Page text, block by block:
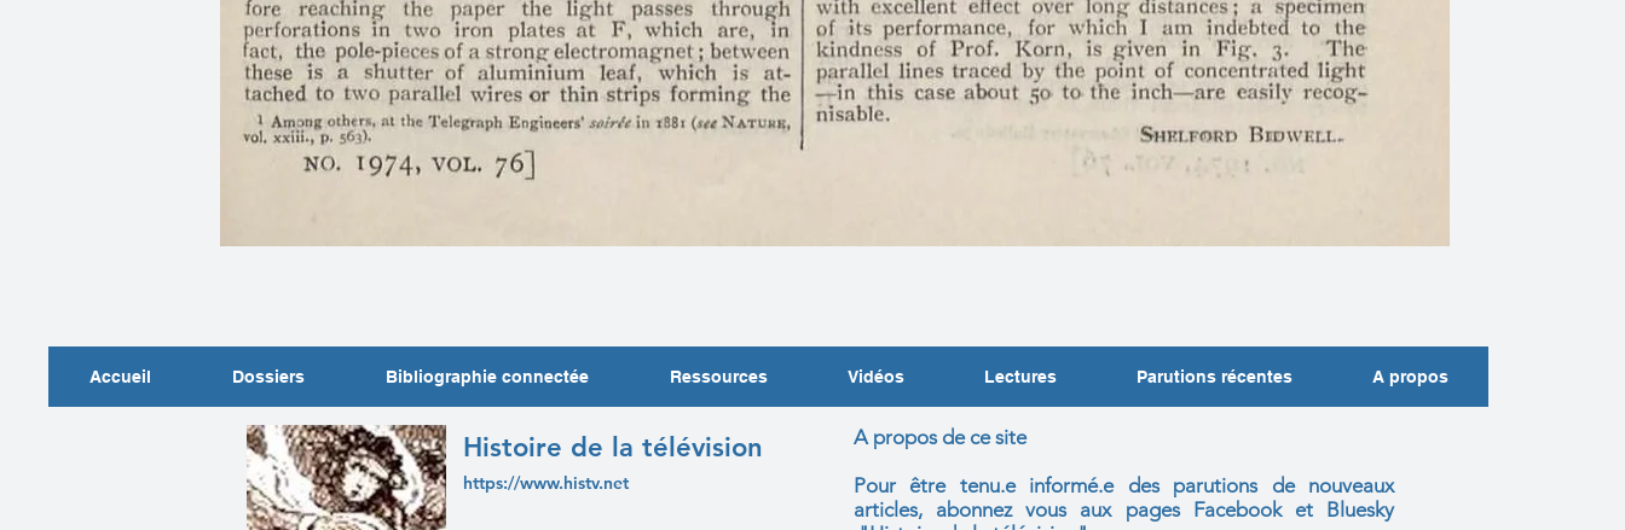
Accueil Dossiers Bibliographie connectée Ressources Vidéos Lectures Parutions récentes A propos
Histoire de la télévision
https://www.histv.net
A propos de ce site
Pour être tenu.e informé.e des parutions de nouveaux
articles, abonnez vous aux pages Facebook et Bluesky